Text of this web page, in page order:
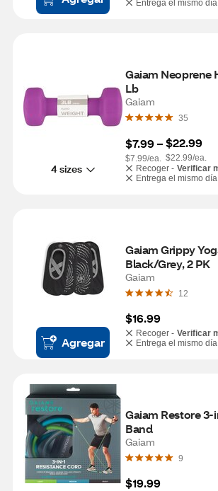
Entrega el mismo día
4 sizes
Gaiam Neoprene
Lb
Gaiam
35
$7.99 –
$7.99/ea.
$22.99
$22.99/ea.
Recoger - Verificar
Entrega el mismo día
Agregar
Gaiam Grippy
Black/Grey, 2 PK
Gaiam
12
$16.99
Recoger - Verificar
Entrega el mismo día
Gaiam Restore 3-
Band
Gaiam
9
$19.99